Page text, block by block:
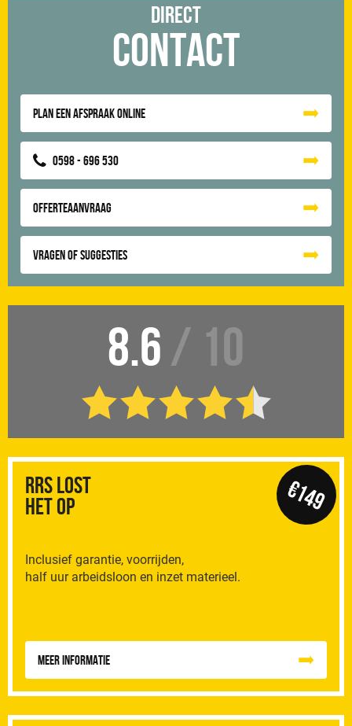
Direct
Contact
Plan een afspraak online
0598 - 696 530
Offerteaanvraag
Vragen of suggesties
8.6 / 10
RRS Lost
het op
Inclusief garantie, voorrijden,
half uur arbeidsloon en inzet materieel.
€149
Meer informatie